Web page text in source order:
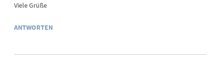
Viele Grüße
ANTWORTEN